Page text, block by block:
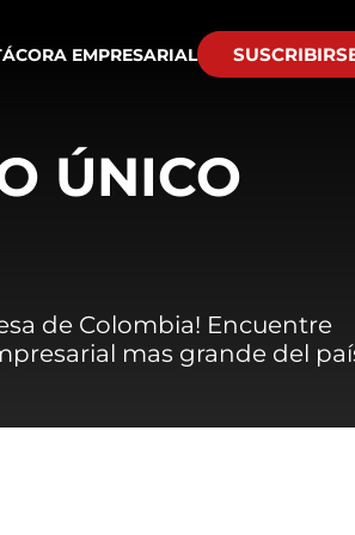
EMPRESARIAL
ÚNICO
de Colombia! Encuentre
mas grande del